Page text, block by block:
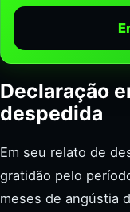
Declaração
despedida
Em seu relato de
gratidão pelo
meses de angústia